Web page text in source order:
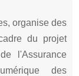
organise des
du projet
l'Assurance
des